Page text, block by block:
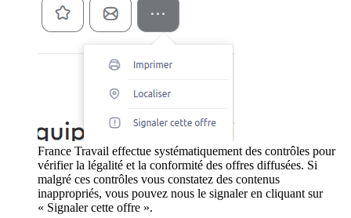
France Travail effectue systématiquement des contrôles pour
vérifier la légalité et la conformité des offres diffusées. Si
malgré ces contrôles vous constatez des contenus
inappropriés, vous pouvez nous le signaler en cliquant sur
« Signaler cette offre ».